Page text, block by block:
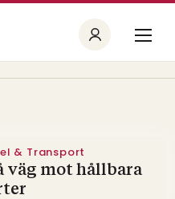
& Transport
väg mot hållbara